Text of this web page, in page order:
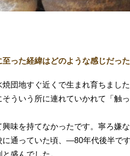
った経緯はどのような感じだっ
団地すぐ近くで生まれ育ちまし
ういう所に連れていかれて「触
味を持てなかったです。寧ろ嫌
に通っていた頃、―80年代後半で
盛んでした。